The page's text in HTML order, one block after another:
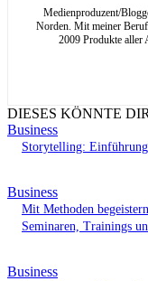
Medienproduzent/
Norden. Mit meiner
2009 Produkte aller
DIESES KÖNNTE
Business
Storytelling:
Business
Mit Methoden
Seminaren, Trainings
Business